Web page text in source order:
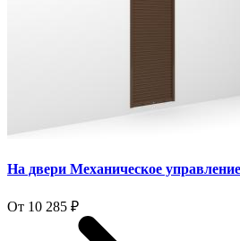
На двери Механическое управление
От 10 285 ₽